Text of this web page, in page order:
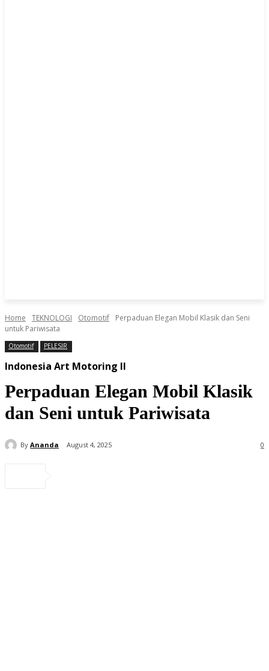
Home TEKNOLOGI Otomotif
Perpaduan Elegan Mobil Klasik dan Seni
untuk Pariwisata
Otomotif PELESIR
Indonesia Art Motoring II
Perpaduan Elegan Mobil Klasik
dan Seni untuk Pariwisata
By Ananda August 4, 2025 0